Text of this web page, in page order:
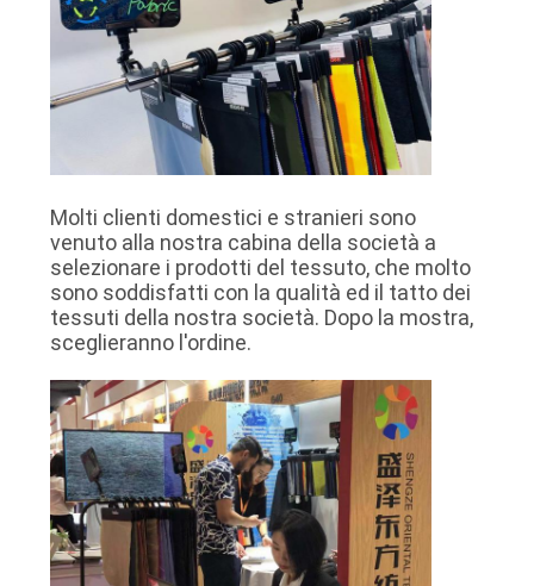
Molti clienti domestici e stranieri sono
venuto alla nostra cabina della società a
selezionare i prodotti del tessuto, che molto
sono soddisfatti con la qualità ed il tatto dei
tessuti della nostra società. Dopo la mostra,
sceglieranno l'ordine.